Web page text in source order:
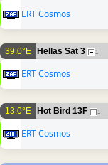
ERT Cosmos
39.0°E Hellas Sat 3 1
ERT Cosmos
13.0°E Hot Bird 13F 1
ERT Cosmos